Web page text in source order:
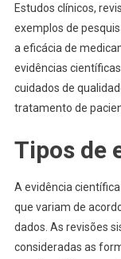
Estudos clínicos,
exemplos de
a eficácia de
evidências
cuidados de
tratamento de
Tipos de
A evidência
que variam de
dados. As revisões
consideradas as